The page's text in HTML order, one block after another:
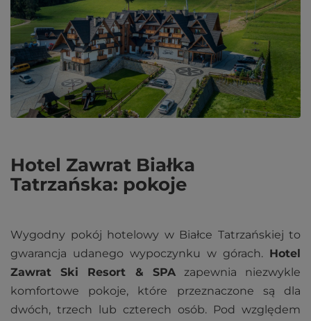
Hotel Zawrat Białka
Tatrzańska: pokoje
Wygodny pokój hotelowy w Białce Tatrzańskiej to
gwarancja udanego wypoczynku w górach. Hotel
Zawrat Ski Resort & SPAzapewnia niezwykle
komfortowe pokoje, które przeznaczone są dla
dwóch, trzech lub czterech osób. Pod względem